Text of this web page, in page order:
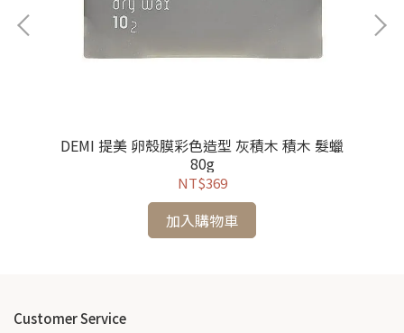
DEMI 提美 卵殼膜彩色造型 灰積木 積木 髮蠟
80g
NT$369
加入購物車
Customer Service